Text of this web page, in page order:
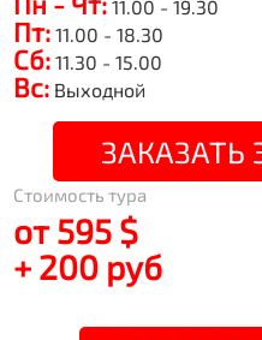
11.00 - 19.30
Пт: 11.00 - 18.30
Сб: 11.30 - 15.00
Вс: Выходной
ЗАКАЗАТЬ
Стоимость тура
от 595 $
+ 200 руб